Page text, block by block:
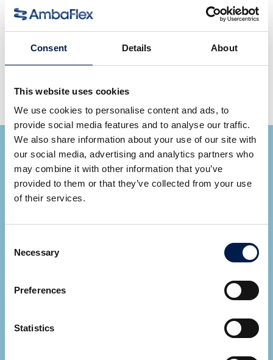
Consent Details About
This website uses cookies
We use cookies to personalise content and ads, to
provide social media features and to analyse our traffic.
We also share information about your use of our site with
our social media, advertising and analytics partners who
may combine it with other information that you’ve
provided to them or that they’ve collected from your use
of their services.
Selection
Necessary
Preferences
Statistics
マルチトラックベルト：1～5列
耐荷重：ベルト1本あたり最大100 kg/m | 67 lb/ft
ベルト長：駆動システム1台あたり最大60 m | 200 ft
Ryan Cupp
当社からの問い合わせ